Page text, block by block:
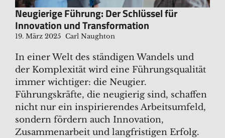
Neugierige Führung: Der Schlüssel für
Innovation und Transformation
19. März 2025 Carl Naughton
In einer Welt des ständigen Wandels und
der Komplexität wird eine Führungsqualität
immer wichtiger: die Neugier.
Führungskräfte, die neugierig sind, schaffen
nicht nur ein inspirierendes Arbeitsumfeld,
sondern fördern auch Innovation,
Zusammenarbeit und langfristigen Erfolg.